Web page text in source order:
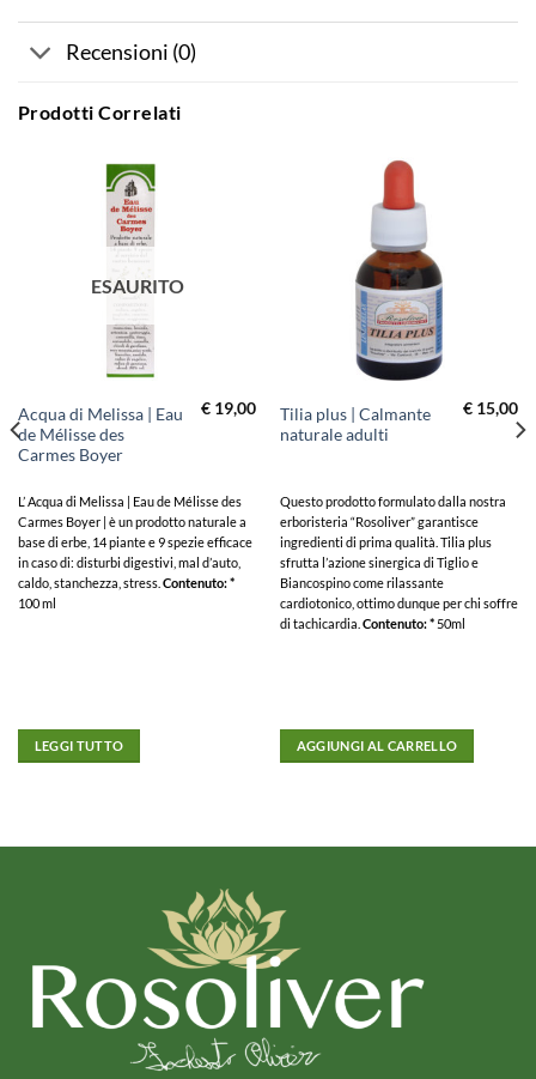
Recensioni (0)
Prodotti Correlati
ESAURITO
Acqua di Melissa | Eau
de Mélisse des
Carmes Boyer
€ 19,00
L’ Acqua di Melissa | Eau de Mélisse des
Carmes Boyer | è un prodotto naturale a
base di erbe, 14 piante e 9 spezie efficace
in caso di: disturbi digestivi, mal d’auto,
caldo, stanchezza, stress. Contenuto: *
100 ml
LEGGI TUTTO
Tilia plus | Calmante
naturale adulti
€ 15,00
Questo prodotto formulato dalla nostra
erboristeria “Rosoliver” garantisce
ingredienti di prima qualità. Tilia plus
sfrutta l’azione sinergica di Tiglio e
Biancospino come rilassante
cardiotonico, ottimo dunque per chi soffre
di tachicardia. Contenuto: * 50ml
AGGIUNGI AL CARRELLO